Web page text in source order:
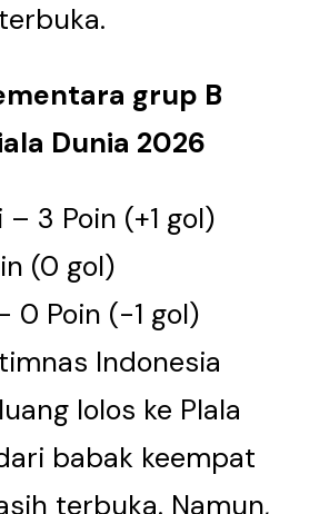
grup B
Dunia 2026
3 Poin (+1 gol)
(0 gol)
0 Poin (-1 gol)
Indonesia
lolos ke PIala
babak keempat
terbuka. Namun,